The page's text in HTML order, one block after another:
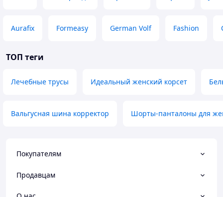
Aurafix Formeasy German Volf Fashion
ТОП теги
Лечебные трусы Идеальный женский корсет
Вальгусная шина корректор Шорты-панталоны для
Покупателям
Продавцам